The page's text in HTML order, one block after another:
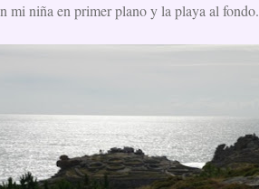
mi niña en primer plano y la playa al fondo.